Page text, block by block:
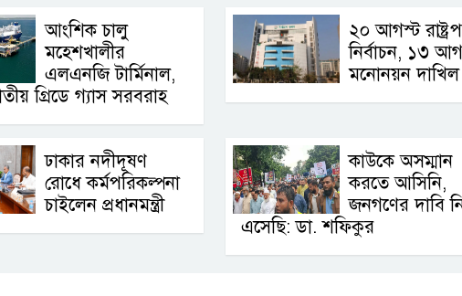
আংশিক চালু
মহেশখালীর
এলএনজি টার্মিনাল,
গ্রিডে গ্যাস সরবরাহ
২০ আগস্ট
নির্বাচন, ১৩
মনোনয়ন দাখিল
ঢাকার নদীদূষণ
রোধে কর্মপরিকল্পনা
চাইলেন প্রধানমন্ত্রী
কাউকে অসম্মান
করতে আসিনি,
জনগণের দাবি
এসেছি: ডা. শফিকুর